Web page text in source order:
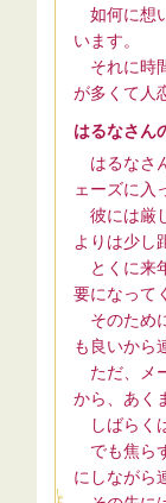
如何に想
います。
それに時
が多くて人
はるなさん
はるなさ
ェーズに入
彼には厳
よりは少し
とくに来
要になって
そのため
も良いから
ただ、メ
から、あく
しばらく
でも焦ら
にしながら